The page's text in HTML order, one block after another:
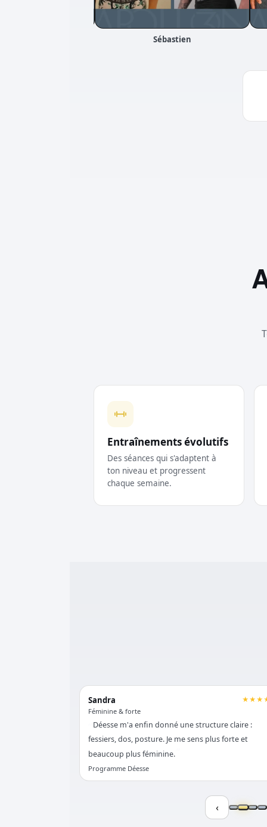
Sébastien
Entraînements évolutifs
Des séances qui s'adaptent à
ton niveau et progressent
chaque semaine.
Sandra
Féminine & forte
Déesse m'a enfin donné une structure claire :
fessiers, dos, posture. Je me sens plus forte et
beaucoup plus féminine.
Programme Déesse
‹